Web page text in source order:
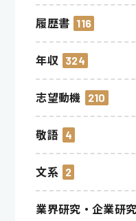
履歴書 116
年収 324
志望動機 210
敬語 4
文系 2
業界研究・企業研究